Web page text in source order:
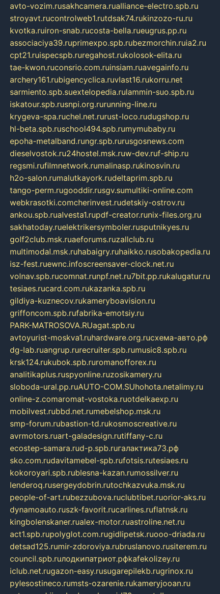
avto-vozim.rusakhcamera.rualliance-electro.spb.ru
stroyavt.rucontrolweb1.rutdsak74.rukinzozo-ru.ru
kvotka.ruiron-snab.rucosta-bella.rueugrus.pp.ru
associaciya39.ruprimexpo.spb.rubezmorchin.ruia2.ru
cpt21.ruispecspb.ruregahost.rukolosok-elita.ru
tae-kwon.ruconsrio.com.ruinsiam.ruavegainfo.ru
archery161.rubigencyclica.ruvlast16.rukorru.net
sarmiento.spb.suextelopedia.rulammin-suo.spb.ru
iskatour.spb.rusnpi.org.rurunning-line.ru
krygeva-spa.ruchel.net.rurust-loco.rudugshop.ru
hl-beta.spb.ruschool494.spb.rumymubaby.ru
epoha-metalband.rungr.spb.rurusgosnews.com
dieselvostok.ru24hostel.msk.ruw-dev.ruf-ship.ru
regsmi.rufilmnetwork.rumalinasp.rukinosvin.ru
h2o-salon.rumalutkayork.rudeltaprim.spb.ru
tango-perm.rugooddir.rusgv.sumultiki-online.com
webkrasotki.comcherinvest.rudetskiy-ostrov.ru
ankou.spb.rualvesta1.rupdf-creator.runix-files.org.ru
sakhatoday.ruelektrikersymboler.rusputnikyes.ru
golf2club.msk.ruaeforums.ruzallclub.ru
multimodal.msk.ruhabaigry.ruhaikko.rusobakopedia.ru
isz-fest.ruewnc.infoscreensaver-clock.net.ru
volnav.spb.rucomnat.runpf.net.ru7bit.pp.rukalugatur.ru
tesiaes.rucard.com.rukazanka.spb.ru
gildiya-kuznecov.rukameryboavision.ru
griffoncom.spb.rufabrika-emotsiy.ru
PARK-MATROSOVA.RUagat.spb.ru
avtoyurist-moskva1.ruhardware.org.ruсхема-авто.рф
dg-lab.ruangrup.rurecruiter.spb.rumusic8.spb.ru
krsk124.rukubok.spb.ruromanofforex.ru
analitikaplus.ruspyonline.ruzosikamery.ru
sloboda-ural.pp.ruAUTO-COM.SUhohota.netalimy.ru
online-z.comaromat-vostoka.ruotdelkaexp.ru
mobilvest.rubbd.net.rumebelshop.msk.ru
smp-forum.rubastion-td.rukosmoscreative.ru
avrmotors.ruart-galadesign.rutiffany-c.ru
ecostep-samara.rud-p.spb.ruгалактика73.рф
sko.com.rudavitamebel-spb.rufotsis.rutesiaes.ru
kokoroyari.spb.rublesna-kazan.rumossilver.ru
lenderoq.rusergeydobrin.rutochkazvuka.msk.ru
people-of-art.rubezzubova.ruclubtibet.ruorior-aks.ru
dynamoauto.ruszk-favorit.rucarlines.ruflatnsk.ru
kingbolenskaner.rualex-motor.ruastroline.net.ru
act1.spb.rupolyglot.com.rugidlipetsk.ruooo-driada.ru
detsad125.rumir-zdoroviya.rubruslanovo.rusiterem.ru
council.spb.ruлодкипатриот.рфkafekolizey.ru
iclub.net.rugazon-easy.rusugarepilekb.rugrinox.ru
pylesostineco.rumsts-ozarenie.rukameryjooan.ru